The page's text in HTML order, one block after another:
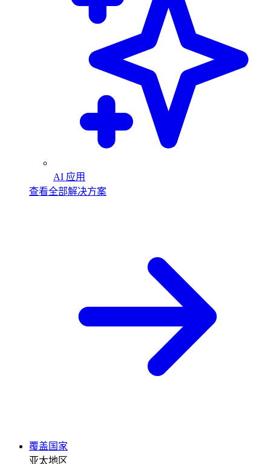
AI 应用
查看全部解决方案
覆盖国家
亚太地区